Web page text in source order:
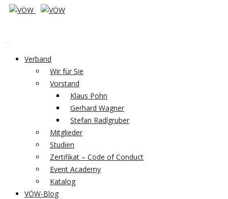
Verband
Wir für Sie
Vorstand
Klaus Pohn
Gerhard Wagner
Stefan Radlgruber
Mitglieder
Studien
Zertifikat – Code of Conduct
Event Academy
Katalog
VÖW-Blog